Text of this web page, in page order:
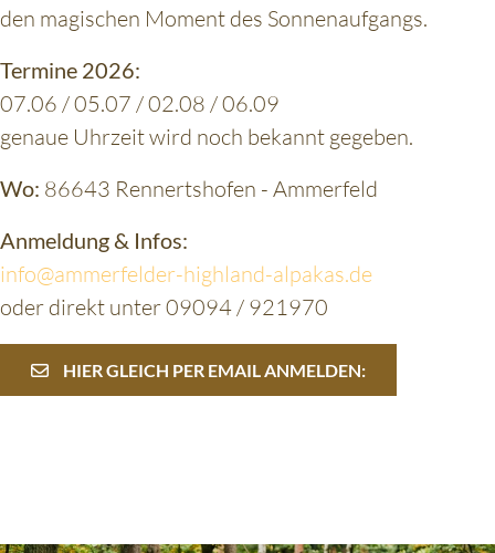
den magischen Moment des Sonnenaufgangs.
Termine 2026:
07.06 / 05.07 / 02.08 / 06.09
genaue Uhrzeit wird noch bekannt gegeben.
Wo: 86643 Rennertshofen - Ammerfeld
Anmeldung & Infos:
info@ammerfelder-highland-alpakas.de
oder direkt unter 09094 / 921970
HIER GLEICH PER EMAIL ANMELDEN: